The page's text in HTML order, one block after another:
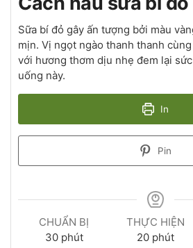
Sữa bí đỏ gây ấn tượng bởi màu
mịn. Vị ngọt ngào thanh thanh
với hương thơm dịu nhẹ đem lại
uống này.
In
Pin
CHUẨN BỊ
30 phút
THỰC HIỆN
20 phút